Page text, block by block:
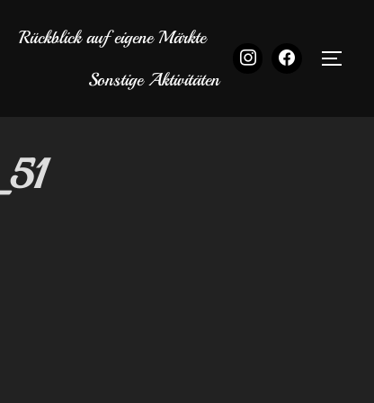
Rückblick auf eigene Märkte
Sonstige Aktivitäten